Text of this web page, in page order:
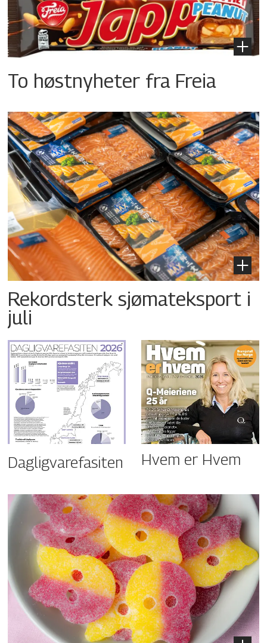
To høstnyheter fra Freia
Rekordsterk sjømateksport i
juli
Dagligvarefasiten Hvem er Hvem